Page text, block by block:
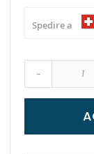
Spedire a
-